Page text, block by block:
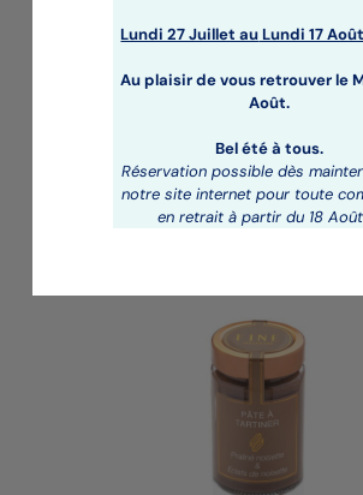
L’ABSOLU PRALINE NOISETTE
DE NOISETTE
20,00€
Lundi 27 Juillet au Lundi 17
Au plaisir de vous retrouver le
Août.
Bel été à tous.
Réservation possible dès
notre site internet pour toute
en retrait à partir du 18